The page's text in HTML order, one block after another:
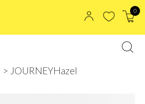
0
JOURNEYHazel